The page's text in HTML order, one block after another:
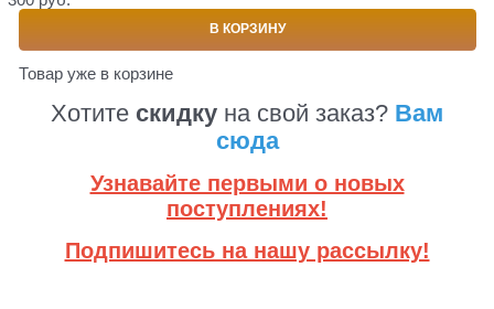
В КОРЗИНУ
Товар уже в корзине
Хотите скидку на свой заказ? Вам
сюда
Узнавайте первыми о новых
поступлениях!
Подпишитесь на нашу рассылку!